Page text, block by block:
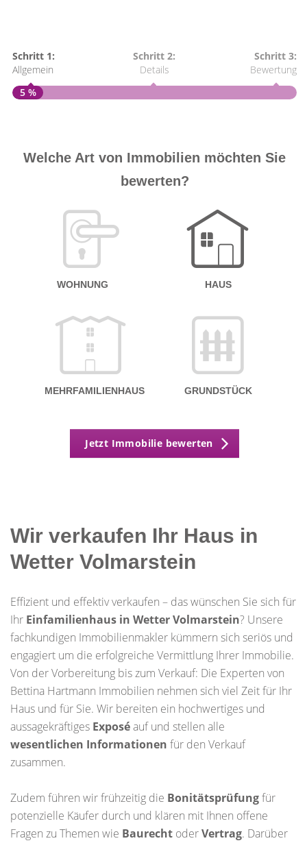
Schritt 1:
Allgemein
Schritt 2:
Details
Schritt 3:
Bewertung
5 %
Welche Art von Immobilien möchten Sie
bewerten?
WOHNUNG HAUS
MEHRFAMILIENHAUS GRUNDSTÜCK
Jetzt Immobilie bewerten
Wir verkaufen Ihr Haus in
Wetter Volmarstein
Effizient und effektiv verkaufen – das wünschen Sie sich für
Ihr Einfamilienhaus in Wetter Volmarstein? Unsere
fachkundigen Immobilienmakler kümmern sich seriös und
engagiert um die erfolgreiche Vermittlung Ihrer Immobilie.
Von der Vorbereitung bis zum Verkauf: Die Experten von
Bettina Hartmann Immobilien nehmen sich viel Zeit für Ihr
Haus und für Sie. Wir bereiten ein hochwertiges und
aussagekräftiges Exposéauf und stellen alle
wesentlichen Informationen für den Verkauf
zusammen.
Zudem führen wir frühzeitig die Bonitätsprüfungfür
potenzielle Käufer durch und klären mit Ihnen offene
Fragen zu Themen wie Baurecht oderVertrag. Darüber